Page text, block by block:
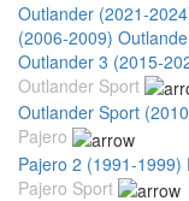
Outlander (2021-
(2006-2009)
Outlander 3 (2015-
Outlander Sport
Outlander Sport
Pajero
Pajero 2 (1991-1999)
Pajero Sport